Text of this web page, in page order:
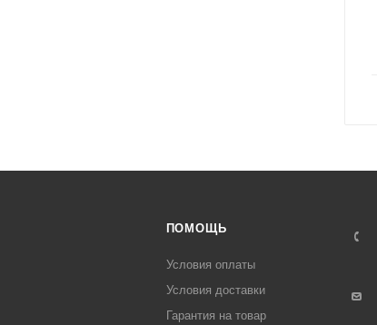
ПОМОЩЬ
Условия оплаты
Условия доставки
Гарантия на товар